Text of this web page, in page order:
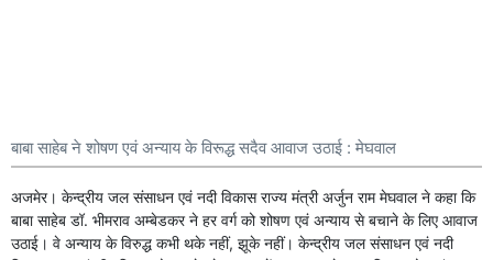
बाबा साहेब ने शोषण एवं अन्याय के विरूद्ध सदैव आवाज उठाई : मेघवाल
अजमेर। केन्द्रीय जल संसाधन एवं नदी विकास राज्य मंत्री अर्जुन राम मेघवाल ने कहा कि
बाबा साहेब डॉ. भीमराव अम्बेडकर ने हर वर्ग को शोषण एवं अन्याय से बचाने के लिए आवाज
उठाई। वे अन्याय के विरुद्ध कभी थके नहीं, झूके नहीं। केन्द्रीय जल संसाधन एवं नदी